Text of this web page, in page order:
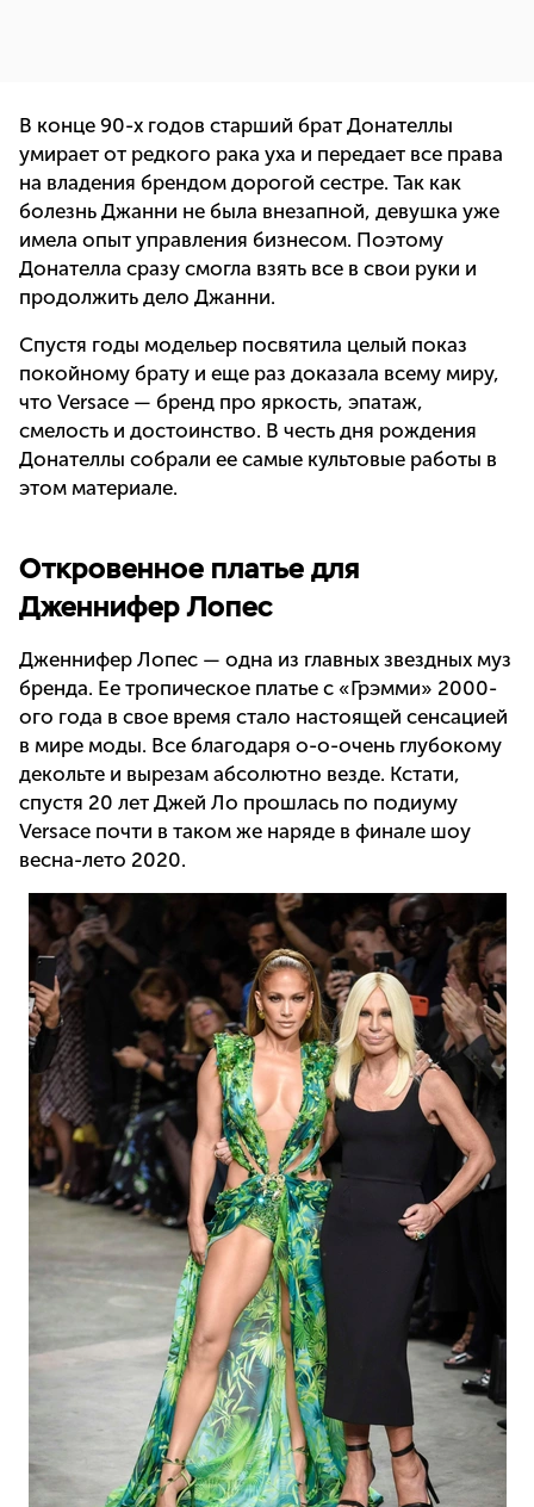
В конце 90-х годов старший брат Донателлы
умирает от редкого рака уха и передает все права
на владения брендом дорогой сестре. Так как
болезнь Джанни не была внезапной, девушка уже
имела опыт управления бизнесом. Поэтому
Донателла сразу смогла взять все в свои руки и
продолжить дело Джанни.
Спустя годы модельер посвятила целый показ
покойному брату и еще раз доказала всему миру,
что Versace — бренд про яркость, эпатаж,
смелость и достоинство. В честь дня рождения
Донателлы собрали ее самые культовые работы в
этом материале.
Откровенное платье для
Дженнифер Лопес
Дженнифер Лопес — одна из главных звездных муз
бренда. Ее тропическое платье с «Грэмми» 2000-
ого года в свое время стало настоящей сенсацией
в мире моды. Все благодаря о-о-очень глубокому
декольте и вырезам абсолютно везде. Кстати,
спустя 20 лет Джей Ло прошлась по подиуму
Versace почти в таком же наряде в финале шоу
весна-лето 2020.